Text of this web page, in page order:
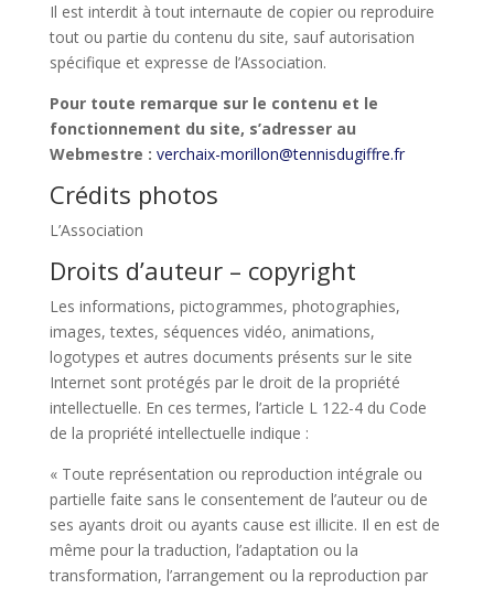
Il est interdit à tout internaute de copier ou reproduire
tout ou partie du contenu du site, sauf autorisation
spécifique et expresse de l’Association.
Pour toute remarque sur le contenu et le
fonctionnement du site, s’adresser au
Webmestre : verchaix-morillon@tennisdugiffre.fr
Crédits photos
L’Association
Droits d’auteur – copyright
Les informations, pictogrammes, photographies,
images, textes, séquences vidéo, animations,
logotypes et autres documents présents sur le site
Internet sont protégés par le droit de la propriété
intellectuelle. En ces termes, l’article L 122-4 du Code
de la propriété intellectuelle indique :
« Toute représentation ou reproduction intégrale ou
partielle faite sans le consentement de l’auteur ou de
ses ayants droit ou ayants cause est illicite. Il en est de
même pour la traduction, l’adaptation ou la
transformation, l’arrangement ou la reproduction par